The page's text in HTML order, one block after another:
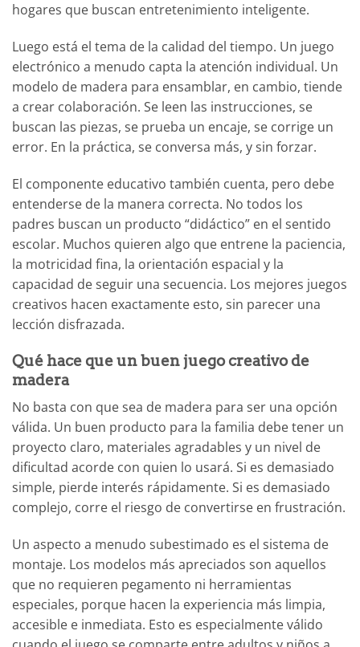
hogares que buscan entretenimiento inteligente.
Luego está el tema de la calidad del tiempo. Un juego
electrónico a menudo capta la atención individual. Un
modelo de madera para ensamblar, en cambio, tiende
a crear colaboración. Se leen las instrucciones, se
buscan las piezas, se prueba un encaje, se corrige un
error. En la práctica, se conversa más, y sin forzar.
El componente educativo también cuenta, pero debe
entenderse de la manera correcta. No todos los
padres buscan un producto “didáctico” en el sentido
escolar. Muchos quieren algo que entrene la paciencia,
la motricidad fina, la orientación espacial y la
capacidad de seguir una secuencia. Los mejores juegos
creativos hacen exactamente esto, sin parecer una
lección disfrazada.
Qué hace que un buen juego creativo de
madera
No basta con que sea de madera para ser una opción
válida. Un buen producto para la familia debe tener un
proyecto claro, materiales agradables y un nivel de
dificultad acorde con quien lo usará. Si es demasiado
simple, pierde interés rápidamente. Si es demasiado
complejo, corre el riesgo de convertirse en frustración.
Un aspecto a menudo subestimado es el sistema de
montaje. Los modelos más apreciados son aquellos
que no requieren pegamento ni herramientas
especiales, porque hacen la experiencia más limpia,
accesible e inmediata. Esto es especialmente válido